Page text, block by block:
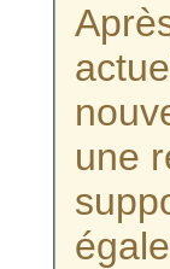
une